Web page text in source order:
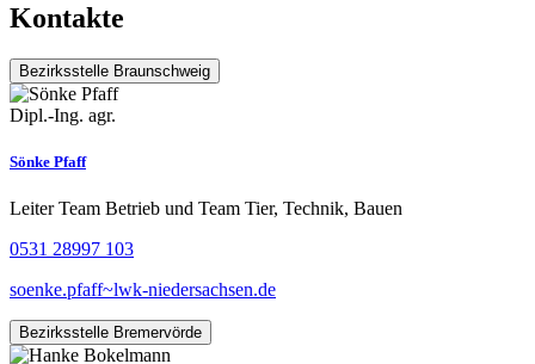
Kontakte
Bezirksstelle Braunschweig
Dipl.-Ing. agr.
Sönke Pfaff
Leiter Team Betrieb und Team Tier, Technik, Bauen
0531 28997 103
soenke.pfaff~lwk-niedersachsen.de
Bezirksstelle Bremervörde